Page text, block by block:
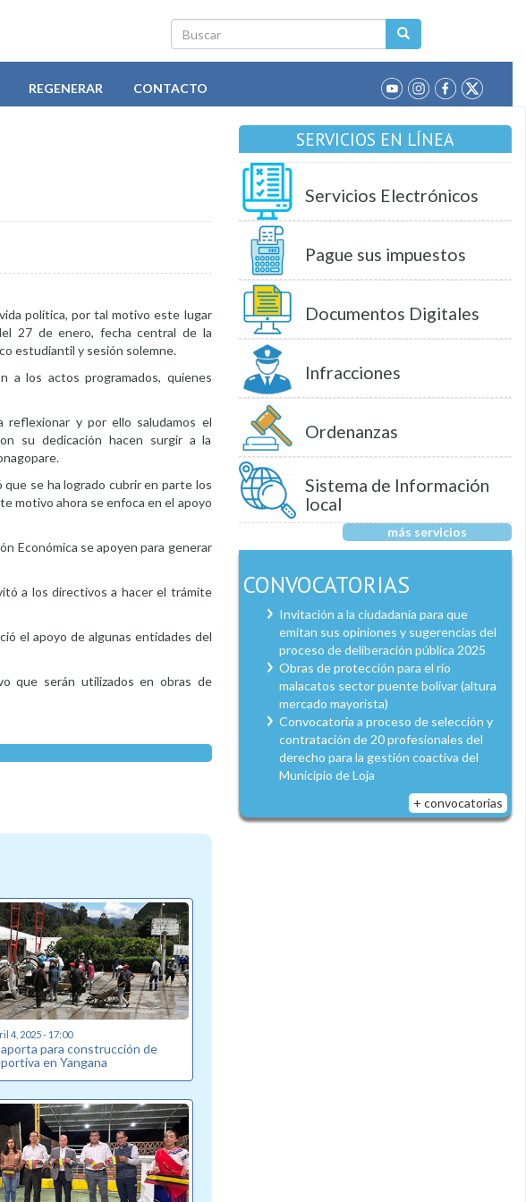
Buscar
REGENERAR CONTACTO
política, por tal motivo este lugar
27 de enero, fecha central de la
estudiantil y sesión solemne.
a los actos programados, quienes
reflexionar y por ello saludamos el
su dedicación hacen surgir a la
que se ha logrado cubrir en parte los
motivo ahora se enfoca en el apoyo
Económica se apoyen para generar
a los directivos a hacer el trámite
el apoyo de algunas entidades del
que serán utilizados en obras de
4, 2025 - 17:00
para construcción de
en Yangana
SERVICIOS EN LÍNEA
Servicios Electrónicos
Pague sus impuestos
Documentos Digitales
Infracciones
Ordenanzas
Sistema de Información
local
más servicios
CONVOCATORIAS
Invitación a la ciudadanía para que
emitan sus opiniones y sugerencias del
proceso de deliberación pública 2025
Obras de protección para el río
malacatos sector puente bolívar (altura
mercado mayorista)
Convocatoria a proceso de selección y
contratación de 20 profesionales del
derecho para la gestión coactiva del
Municipio de Loja
+ convocatorias